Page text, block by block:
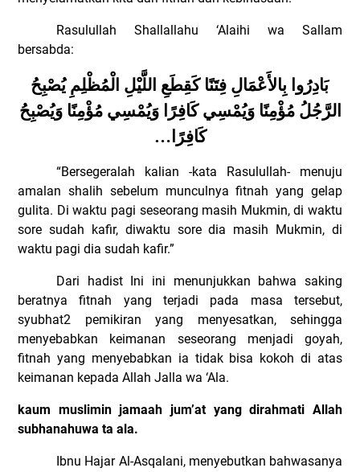
Rasulullah Shallallahu ‘Alaihi wa Sallam
bersabda:
بَادِرُوا بِالأَعْمَالِ فِتَنًا كَقِطَعِ اللَّيْلِ الْمُظْلِمِ يُصْبِحُ
الرَّجُلُ مُؤْمِنًا وَيُمْسِي كَافِرًا وَيُمْسِي مُؤْمِنًا وَيُصْبِحُ
كَافِرًا…
“Bersegeralah kalian -kata Rasulullah- menuju
amalan shalih sebelum munculnya fitnah yang gelap
gulita. Di waktu pagi seseorang masih Mukmin, di waktu
sore sudah kafir, diwaktu sore dia masih Mukmin, di
waktu pagi dia sudah kafir.”
Dari hadist Ini ini menunjukkan bahwa saking
beratnya fitnah yang terjadi pada masa tersebut,
syubhat2 pemikiran yang menyesatkan, sehingga
menyebabkan keimanan seseorang menjadi goyah,
fitnah yang menyebabkan ia tidak bisa kokoh di atas
keimanan kepada Allah Jalla wa ‘Ala.
kaum muslimin jamaah jum’at yang dirahmati Allah
subhanahuwa ta ala.
Ibnu Hajar Al-Asqalani, menyebutkan bahwasanya